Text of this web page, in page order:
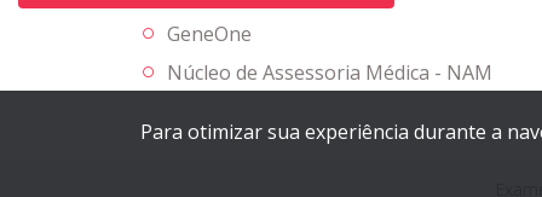
GeneOne
Núcleo de Assessoria Médica - NAM
Para otimizar sua experiência durante a